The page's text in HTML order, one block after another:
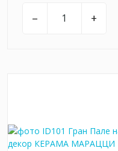
– +